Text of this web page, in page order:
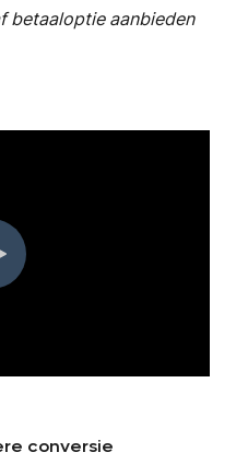
betaaloptie aanbieden
conversie